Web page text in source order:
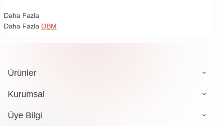
Daha Fazla
Daha Fazla OBM
Ürünler
Kurumsal
Üye Bilgi